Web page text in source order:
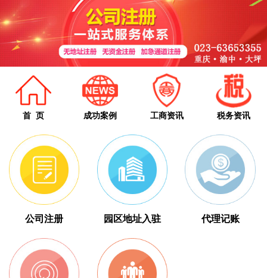
首 页 成功案例 工商资讯 税务资讯
公司注册 园区地址入驻 代理记账